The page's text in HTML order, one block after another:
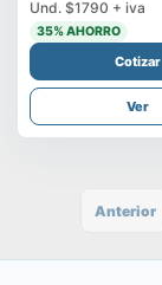
Und. $1790 + iva
35% AHORRO
Cotizar
Ver
Anterior